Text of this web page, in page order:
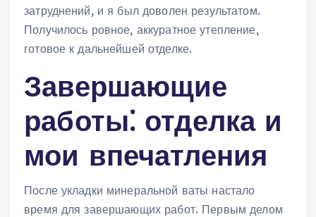
затруднений, и я был доволен результатом.
Получилось ровное, аккуратное утепление,
готовое к дальнейшей отделке.
Завершающие
работы⁚ отделка и
мои впечатления
После укладки минеральной ваты настало
время для завершающих работ. Первым делом